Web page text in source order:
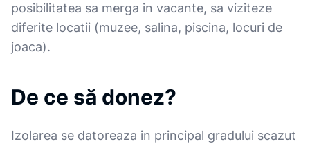
posibilitatea sa merga in vacante, sa viziteze
diferite locatii (muzee, salina, piscina, locuri de
joaca).
De ce să donez?
Izolarea se datoreaza in principal gradului scazut